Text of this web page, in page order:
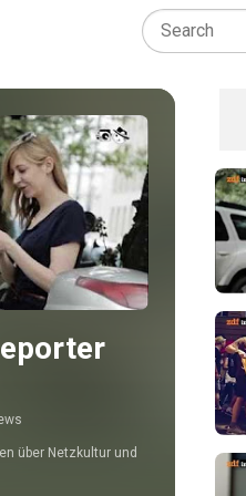
über Netzkultur und